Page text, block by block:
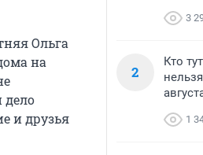
Ольга
на
дело
и друзья
3
2
Кто
1